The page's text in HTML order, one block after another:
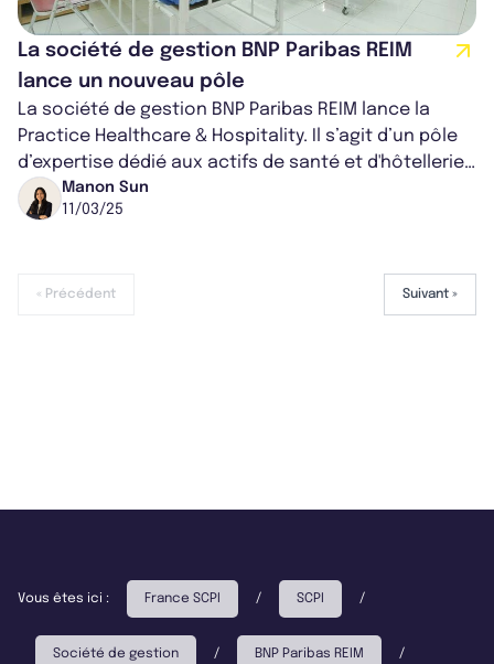
La société de gestion BNP Paribas REIM
lance un nouveau pôle
La société de gestion BNP Paribas REIM lance la
Practice Healthcare & Hospitality. Il s’agit d’un pôle
d’expertise dédié aux actifs de santé et d'hôtellerie.
Ce nouveau département...
Manon Sun
11/03/25
« Précédent Suivant »
Vous êtes ici : France SCPI / SCPI /
Société de gestion / BNP Paribas REIM /